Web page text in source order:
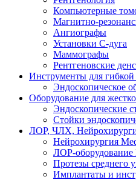
Компьютерные
Магнитно-
Ангиографы
Установки С-дуга
Маммографы
Рентгеновские
Инструменты для гибкой
Эндоскопическое
Оборудование для
Эндоскопические
Стойки
ЛОР, ЧЛХ,
Нейрохирургия
ЛОР-оборудование
Протезы среднего
Имплантаты и